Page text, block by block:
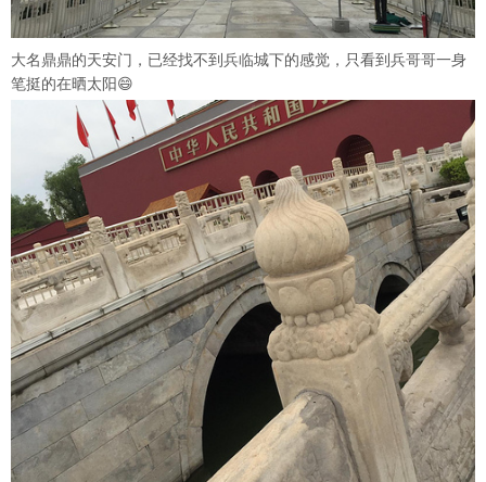
大名鼎鼎的天安门，已经找不到兵临城下的感觉，只看到兵哥哥一身
笔挺的在晒太阳😄